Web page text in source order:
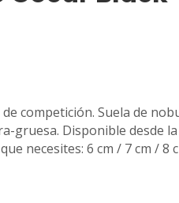
competición. Suela de
gruesa. Disponible desde
necesites: 6 cm / 7 cm / 8